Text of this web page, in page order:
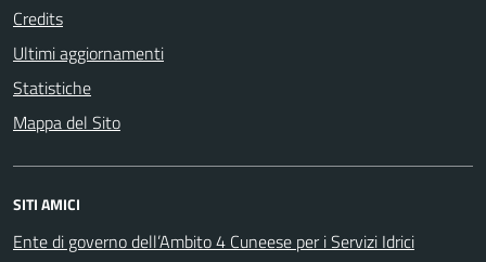
Credits
Ultimi aggiornamenti
Statistiche
Mappa del Sito
SITI AMICI
Ente di governo dell’Ambito 4 Cuneese per i Servizi Idrici